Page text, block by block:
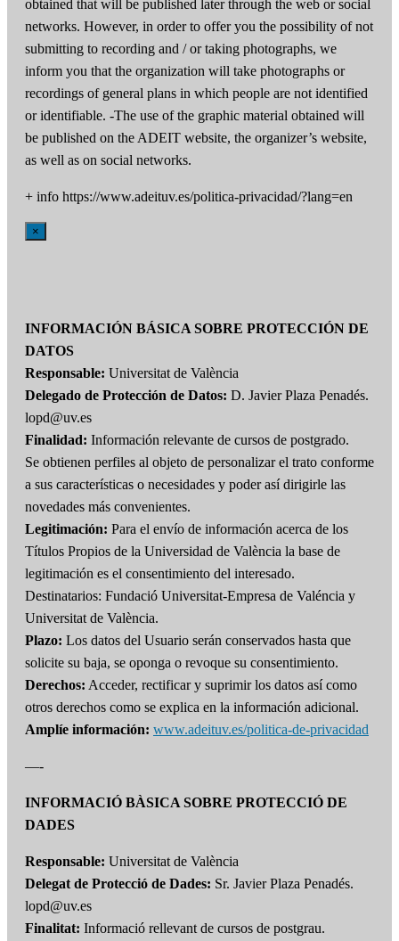
obtained that will be published later through the web or social
networks. However, in order to offer you the possibility of not
submitting to recording and / or taking photographs, we
inform you that the organization will take photographs or
recordings of general plans in which people are not identified
or identifiable. -The use of the graphic material obtained will
be published on the ADEIT website, the organizer’s website,
as well as on social networks.
+ info https://www.adeituv.es/politica-privacidad/?lang=en
×
INFORMACIÓN BÁSICA SOBRE PROTECCIÓN DE
DATOS
Responsable: Universitat de València
Delegado de Protección de Datos: D. Javier Plaza Penadés.
lopd@uv.es
Finalidad: Información relevante de cursos de postgrado.
Se obtienen perfiles al objeto de personalizar el trato conforme
a sus características o necesidades y poder así dirigirle las
novedades más convenientes.
Legitimación: Para el envío de información acerca de los
Títulos Propios de la Universidad de València la base de
legitimación es el consentimiento del interesado.
Destinatarios: Fundació Universitat-Empresa de Valéncia y
Universitat de València.
Plazo: Los datos del Usuario serán conservados hasta que
solicite su baja, se oponga o revoque su consentimiento.
Derechos: Acceder, rectificar y suprimir los datos así como
otros derechos como se explica en la información adicional.
Amplíe información: www.adeituv.es/politica-de-privacidad
—-
INFORMACIÓ BÀSICA SOBRE PROTECCIÓ DE
DADES
Responsable: Universitat de València
Delegat de Protecció de Dades: Sr. Javier Plaza Penadés.
lopd@uv.es
Finalitat: Informació rellevant de cursos de postgrau.